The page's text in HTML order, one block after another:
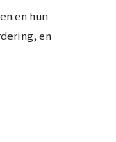
en hun
en